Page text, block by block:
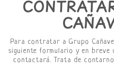
Para contratar a Grupo
siguiente formulario y en breve
contactará. Trata de